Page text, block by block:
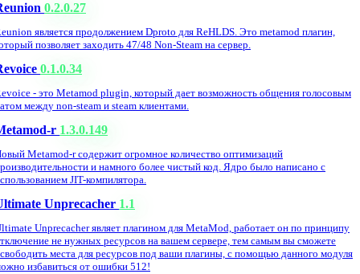
0.2.0.27
является продолжением Dproto для ReHLDS. Это metamod плагин,
позволяет заходить 47/48 Non-Steam на сервер.
0.1.0.34
- это Metamod plugin, который дает возможность общения голосовым
между non-steam и steam клиентами.
r 1.3.0.149
Metamod-r содержит огромное количество оптимизаций
и намного более чистый код. Ядро было написано с
JIT-компилятора.
Unprecacher 1.1
Unprecacher являет плагином для MetaMod, работает он по принципу
не нужных ресурсов на вашем сервере, тем самым вы сможете
места для ресурсов под ваши плагины, с помощью данного модуля
избавиться от ошибки 512!